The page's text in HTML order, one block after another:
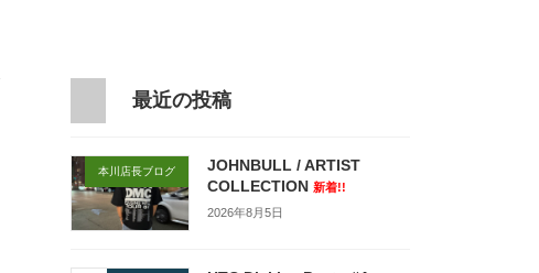
最近の投稿
本川店長ブログ
JOHNBULL / ARTIST
COLLECTION 新着!!
2026年8月5日